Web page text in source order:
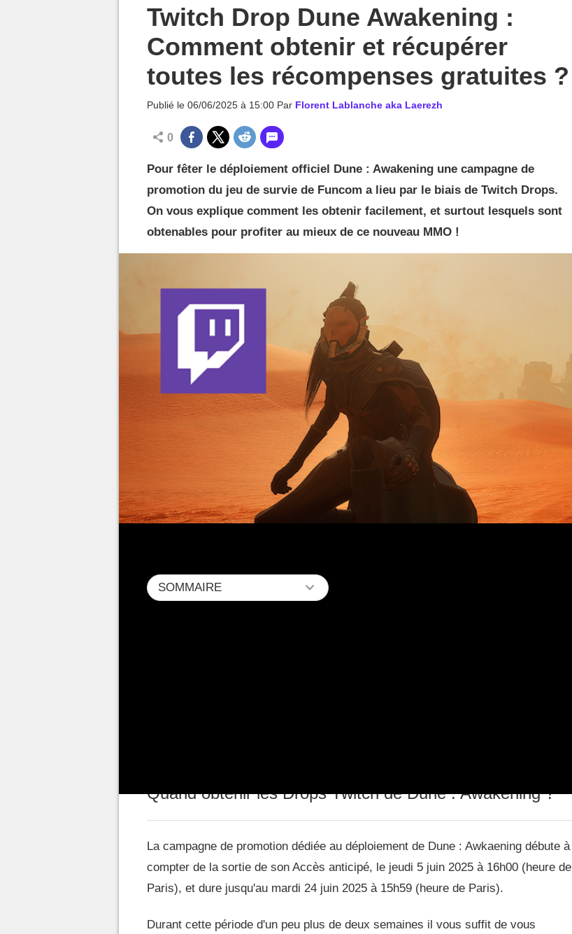
Twitch Drop Dune Awakening :
Comment obtenir et récupérer
toutes les récompenses gratuites ?
Publié le 06/06/2025 à 15:00 Par Florent Lablanche aka Laerezh
0
Pour fêter le déploiement officiel Dune : Awakening une campagne de
promotion du jeu de survie de Funcom a lieu par le biais de Twitch Drops.
On vous explique comment les obtenir facilement, et surtout lesquels sont
obtenables pour profiter au mieux de ce nouveau MMO !
SOMMAIRE
Quand obtenir les Drops Twitch de Dune : Awakening ?
La campagne de promotion dédiée au déploiement de Dune : Awkaening débute à
compter de la sortie de son Accès anticipé, le jeudi 5 juin 2025 à 16h00 (heure de
Paris), et dure jusqu'au mardi 24 juin 2025 à 15h59 (heure de Paris).
Durant cette période d'un peu plus de deux semaines il vous suffit de vous